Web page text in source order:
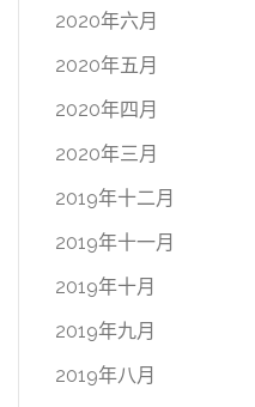
2020年六月
2020年五月
2020年四月
2020年三月
2019年十二月
2019年十一月
2019年十月
2019年九月
2019年八月